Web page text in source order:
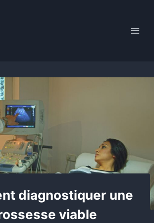
diagnostiquer une
viable